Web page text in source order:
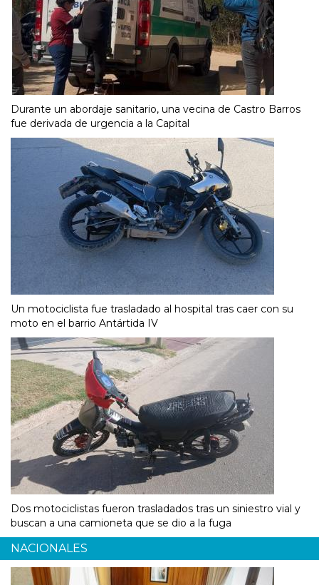
Durante un abordaje sanitario, una vecina de Castro Barros
fue derivada de urgencia a la Capital
Un motociclista fue trasladado al hospital tras caer con su
moto en el barrio Antártida IV
Dos motociclistas fueron trasladados tras un siniestro vial y
buscan a una camioneta que se dio a la fuga
NACIONALES